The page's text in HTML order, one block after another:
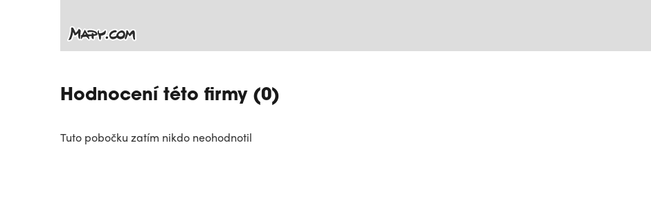
Hodnocení této firmy (0)
Tuto pobočku zatím nikdo neohodnotil